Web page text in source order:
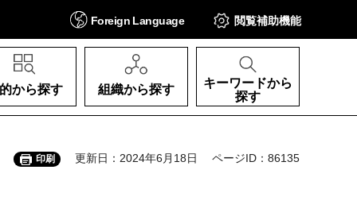
Foreign Language 閲覧補助機能
から探す 組織から探す
キーワードから
探す
印刷 更新日：2024年6月18日 ページID：86135